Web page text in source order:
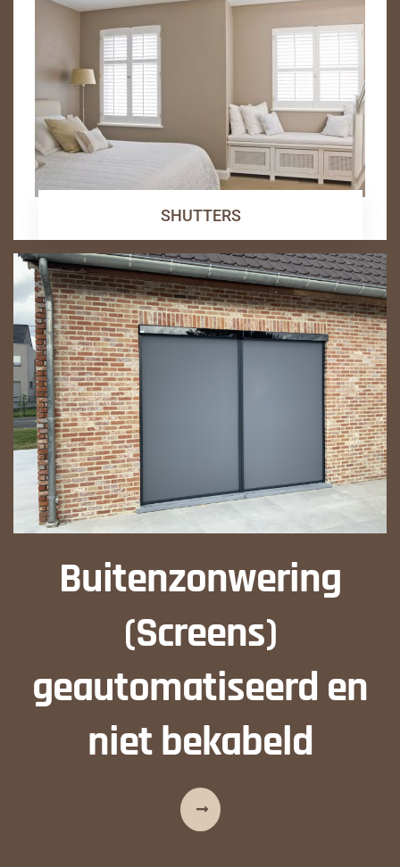
SHUTTERS
Buitenzonwering
(Screens)
geautomatiseerd en
niet bekabeld